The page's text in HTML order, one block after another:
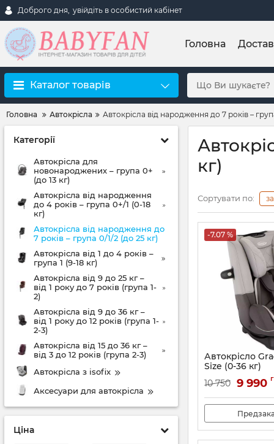
Доброго дня, увійдіть в особистий кабінет
Головна
Каталог товарів
Головна Автокрісла Автокрісла від народження до 7 років –
Категорії
Автокрісла для
новонароджених – група 0+
(до 13 кг)
Автокрісла від народження
до 4 років – група 0+/1 (0-18
кг)
Автокрісла від народження до
7 років – група 0/1/2 (до 25 кг)
Автокрісла від 1 до 4 років –
група 1 (9-18 кг)
Автокрісла від 9 до 25 кг –
від 1 року до 7 років (група 1-
2)
Автокрісла від 9 до 36 кг –
від 1 року до 12 років (група 1-
2-3)
Автокрісла від 15 до 36 кг –
від 3 до 12 років (група 2-3)
Автокрісла з isofix
Аксесуари для автокрісла
Ціна
кг)
Сортувати по:
-7.07 %
Автокрісло
Size (0-36 кг)
Артикул:
10 750 9 990